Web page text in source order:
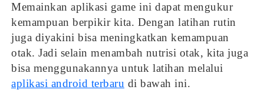
Memainkan aplikasi game ini dapat mengukur
kemampuan berpikir kita. Dengan latihan rutin
juga diyakini bisa meningkatkan kemampuan
otak. Jadi selain menambah nutrisi otak, kita juga
bisa menggunakannya untuk latihan melalui
aplikasi android terbaru di bawah ini.